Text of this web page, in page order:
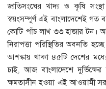
জাতিসংঘের খাদ্য ও কৃষি
স্বয়ংসম্পূর্ণ এই বাংলাদেশেই
কোটি পাঁচ লাখ ৩৩ হাজার টন।
নিরাপত্তা পরিস্থিতির অবনতি
আশঙ্কায় থাকা ৪৫টি দেশের
চাই, আজ বাংলাদেশে
ক্ষমতাসীন হওয়া এই আওয়ামী